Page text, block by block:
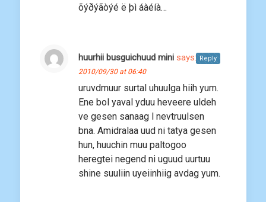
õýðýãòýé ë þì áàéíà…
huurhii busguichuud mini says:
2010/09/30 at 06:40
uruvdmuur surtal uhuulga hiih yum.
Ene bol yaval yduu heveere uldeh
ve gesen sanaag l nevtruulsen
bna. Amidralaa uud ni tatya gesen
hun, huuchin muu paltogoo
heregtei negend ni uguud uurtuu
shine suuliin uyeiinhiig avdag yum.
Reply